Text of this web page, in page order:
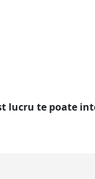
lucru te poate